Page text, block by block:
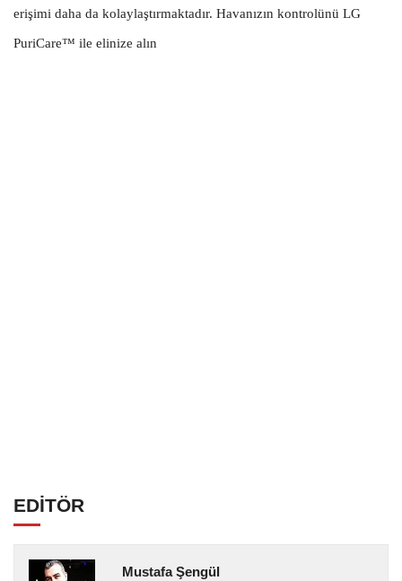
erişimi daha da kolaylaştırmaktadır. Havanızın kontrolünü LG
PuriCare™ ile elinize alın
EDİTÖR
Mustafa Şengül